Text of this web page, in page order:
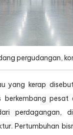
pergudangan,
yang kerap
berkembang pesat
perdagangan,
Pertumbuhan